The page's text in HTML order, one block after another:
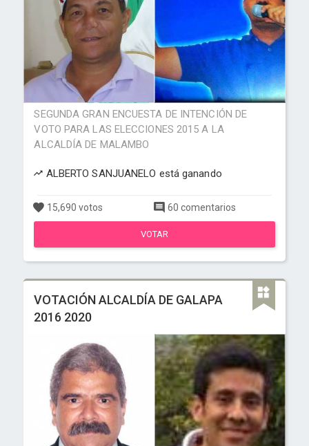
SEGUNDA GRAN ENCUESTA DE INTENCIÓN DE
VOTO PARA LAS ELECCIONES 2015 A LA
ALCALDÍA DE MALAMBO
ALBERTO SANJUANELO está ganando
15,690 votos 60 comentarios
VOTAR
VOTACIÓN ALCALDÍA DE GALAPA
2016 2020